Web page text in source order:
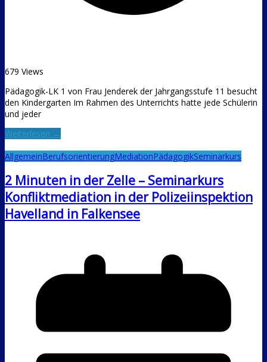
679 Views
Pädagogik-LK 1 von Frau Jenderek der Jahrgangsstufe 11 besucht
den Kindergarten Im Rahmen des Unterrichts hatte jede Schülerin
und jeder
Weiterlesen →
AllgemeinBerufsorientierungMediationPädagogikSeminarkurs
2 Minuten in der Zelle – Seminarkurs
Konfliktmediation in der Polizeiinspektion
Havelland in Falkensee